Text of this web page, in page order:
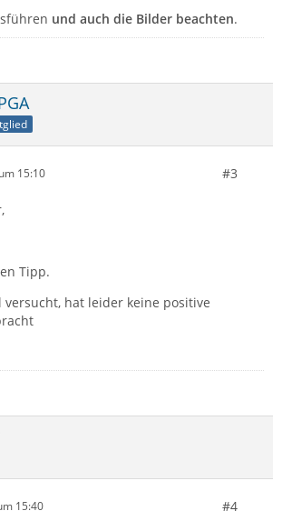
und auch die Bilder beachten.
15:10 #3
Tipp.
versucht, hat leider keine positive
15:40 #4